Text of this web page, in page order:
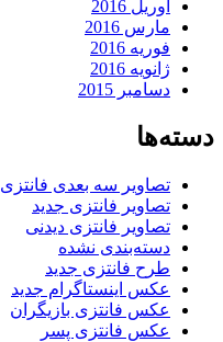
آوریل 2016
مارس 2016
فوریه 2016
ژانویه 2016
دسامبر 2015
دسته‌ها
تصاویر سه بعدی فانتزی
تصاویر فانتزی جدید
تصاویر فانتزی دیدنی
دسته‌بندی نشده
طرح فانتزی جدید
عکس اینستاگرام جدید
عکس فانتزی بازیگران
عکس فانتزی پسر